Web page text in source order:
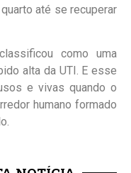
até se recuperar
como uma
alta da UTI. E esse
e vivas quando o
humano formado